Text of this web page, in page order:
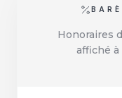
Honoraires
affiché à